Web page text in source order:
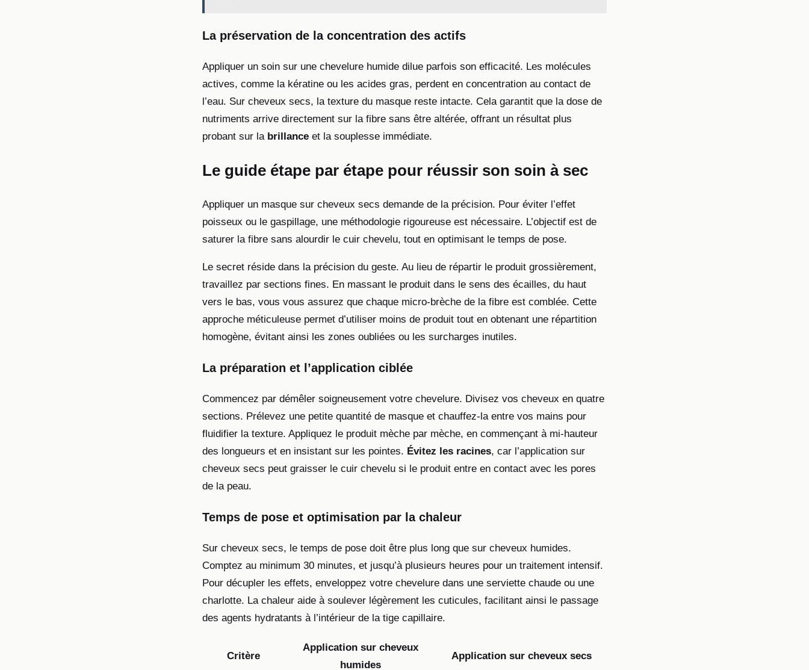
La préservation de la concentration des actifs
Appliquer un soin sur une chevelure humide dilue parfois son efficacité. Les molécules
actives, comme la kératine ou les acides gras, perdent en concentration au contact de
l’eau. Sur cheveux secs, la texture du masque reste intacte. Cela garantit que la dose de
nutriments arrive directement sur la fibre sans être altérée, offrant un résultat plus
probant sur la brillance et la souplesse immédiate.
Le guide étape par étape pour réussir son soin à sec
Appliquer un masque sur cheveux secs demande de la précision. Pour éviter l’effet
poisseux ou le gaspillage, une méthodologie rigoureuse est nécessaire. L’objectif est de
saturer la fibre sans alourdir le cuir chevelu, tout en optimisant le temps de pose.
Le secret réside dans la précision du geste. Au lieu de répartir le produit grossièrement,
travaillez par sections fines. En massant le produit dans le sens des écailles, du haut
vers le bas, vous vous assurez que chaque micro-brèche de la fibre est comblée. Cette
approche méticuleuse permet d’utiliser moins de produit tout en obtenant une répartition
homogène, évitant ainsi les zones oubliées ou les surcharges inutiles.
La préparation et l’application ciblée
Commencez par démêler soigneusement votre chevelure. Divisez vos cheveux en quatre
sections. Prélevez une petite quantité de masque et chauffez-la entre vos mains pour
fluidifier la texture. Appliquez le produit mèche par mèche, en commençant à mi-hauteur
des longueurs et en insistant sur les pointes. Évitez les racines, car l’application sur
cheveux secs peut graisser le cuir chevelu si le produit entre en contact avec les pores
de la peau.
Temps de pose et optimisation par la chaleur
Sur cheveux secs, le temps de pose doit être plus long que sur cheveux humides.
Comptez au minimum 30 minutes, et jusqu’à plusieurs heures pour un traitement intensif.
Pour décupler les effets, enveloppez votre chevelure dans une serviette chaude ou une
charlotte. La chaleur aide à soulever légèrement les cuticules, facilitant ainsi le passage
des agents hydratants à l’intérieur de la tige capillaire.
Critère
Application sur cheveux
humides
Application sur cheveux secs